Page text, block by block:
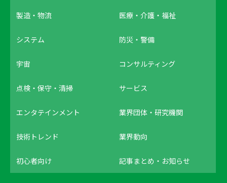
製造・物流 医療・介護・福祉
システム 防災・警備
宇宙 コンサルティング
点検・保守・清掃 サービス
エンタテインメント 業界団体・研究機関
技術トレンド 業界動向
初心者向け 記事まとめ・お知らせ